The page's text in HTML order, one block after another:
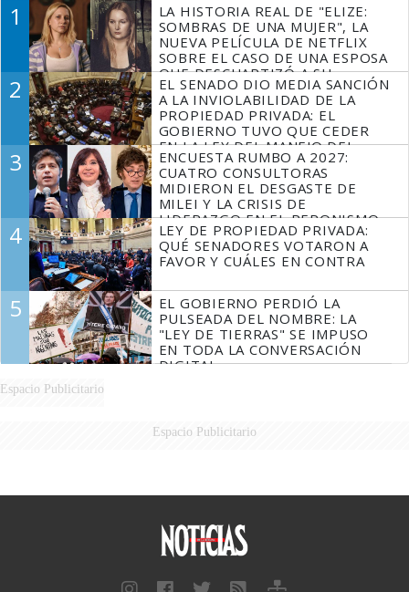
1
LA HISTORIA REAL DE "ELIZE:
SOMBRAS DE UNA MUJER", LA
NUEVA PELÍCULA DE NETFLIX
SOBRE EL CASO DE UNA ESPOSA
QUE DESCUARTIZÓ A SU
MARIDO
2
EL SENADO DIO MEDIA SANCIÓN
A LA INVIOLABILIDAD DE LA
PROPIEDAD PRIVADA: EL
GOBIERNO TUVO QUE CEDER
EN LA LEY DEL MANEJO DEL
FUEGO
3
ENCUESTA RUMBO A 2027:
CUATRO CONSULTORAS
MIDIERON EL DESGASTE DE
MILEI Y LA CRISIS DE
LIDERAZGO EN EL PERONISMO
4
LEY DE PROPIEDAD PRIVADA:
QUÉ SENADORES VOTARON A
FAVOR Y CUÁLES EN CONTRA
5
EL GOBIERNO PERDIÓ LA
PULSEADA DEL NOMBRE: LA
"LEY DE TIERRAS" SE IMPUSO
EN TODA LA CONVERSACIÓN
DIGITAL
Espacio Publicitario
Espacio Publicitario